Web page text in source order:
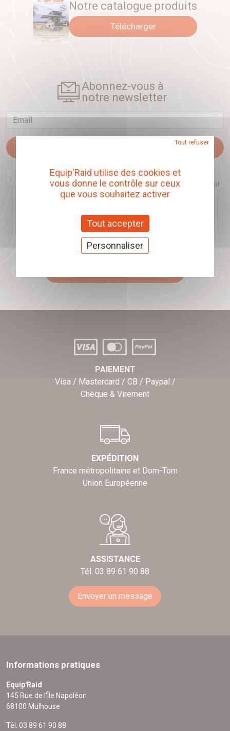
Notre catalogue produits
Télécharger
Abonnez-vous à
notre newsletter
Email
J'accepte que l'ouverture des newsletters soit mesurée, afin de mieux
comprendre les sujets qui m'intéressent et d'améliorer les contenus
proposés. Ce choix est modifiable à tout moment et reste sans incidence sur
mon inscription.
Offrez nos chèques
cadeaux
PAIEMENT
Visa / Mastercard / CB / Paypal /
Chèque & Virement
EXPÉDITION
France métropolitaine et Dom-Tom
Union Européenne
ASSISTANCE
Tél. 03 89 61 90 88
Envoyer un message
Informations pratiques
Equip'Raid
145 Rue de l'Île Napoléon
68100 Mulhouse
Tél. 03 89 61 90 88
Equip'Raid utilise des cookies et
vous donne le contrôle sur ceux
que vous souhaitez activer
Tout accepter
Tout refuser
Personnaliser